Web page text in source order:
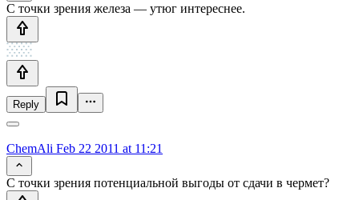
С точки зрения железа — утюг интереснее.
Reply
ChemAli Feb 22 2011 at 11:21
С точки зрения потенциальной выгоды от сдачи в чермет?